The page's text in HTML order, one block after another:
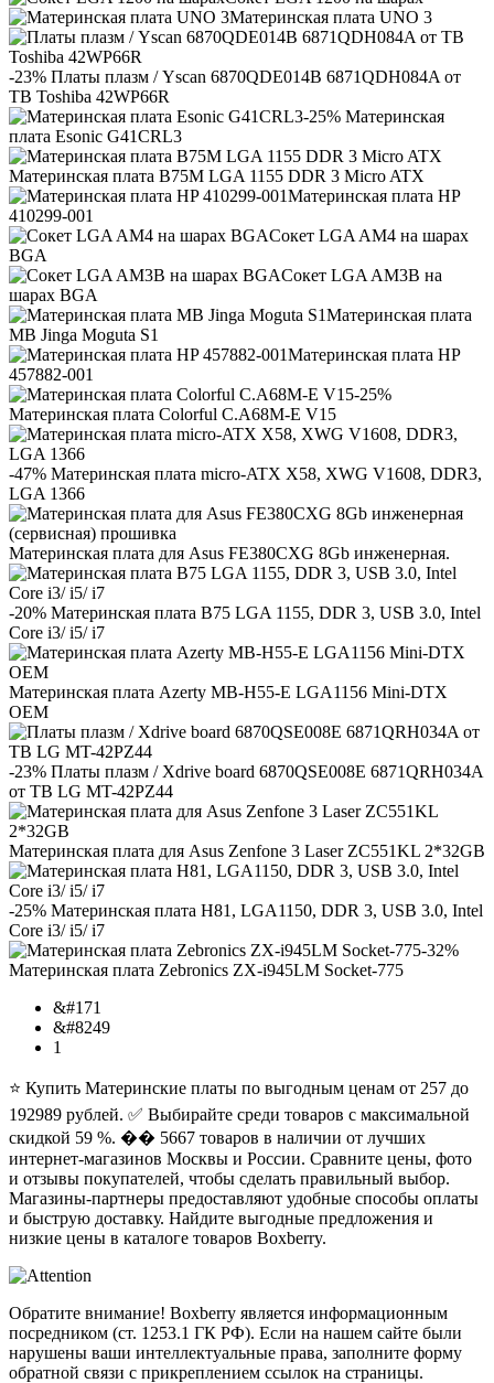
Материнская плата UNO 3
-23% Платы плазм / Yscan 6870QDE014B 6871QDH084A от
ТВ Toshiba 42WP66R
-25% Материнская
плата Esonic G41CRL3
Материнская плата B75M LGA 1155 DDR 3 Micro ATX
Материнская плата HP
410299-001
Сокет LGA AM4 на шарах
BGA
Сокет LGA AM3B на
шарах BGA
Материнская плата
MB Jinga Moguta S1
Материнская плата HP
457882-001
-25%
Материнская плата Colorful C.A68M-E V15
-47% Материнская плата micro-ATX X58, XWG V1608, DDR3,
LGA 1366
Материнская плата для Asus FE380CXG 8Gb инженерная.
-20% Материнская плата B75 LGA 1155, DDR 3, USB 3.0, Intel
Core i3/ i5/ i7
Материнская плата Azerty MB-H55-E LGA1156 Mini-DTX
OEM
-23% Платы плазм / Xdrive board 6870QSE008E 6871QRH034A
от ТВ LG MT-42PZ44
Материнская плата для Asus Zenfone 3 Laser ZC551KL 2*32GB
-25% Материнская плата H81, LGA1150, DDR 3, USB 3.0, Intel
Core i3/ i5/ i7
-32%
Материнская плата Zebronics ZX-i945LM Socket-775
&#171
&#8249
1
⭐ Купить Материнские платы по выгодным ценам от 257 до
192989 рублей. ✅ Выбирайте среди товаров с максимальной
скидкой 59 %. ��️ 5667 товаров в наличии от лучших
интернет-магазинов Москвы и России. Сравните цены, фото
и отзывы покупателей, чтобы сделать правильный выбор.
Магазины-партнеры предоставляют удобные способы оплаты
и быструю доставку. Найдите выгодные предложения и
низкие цены в каталоге товаров Boxberry.
Обратите внимание! Boxberry является информационным
посредником (ст. 1253.1 ГК РФ). Если на нашем сайте были
нарушены ваши интеллектуальные права, заполните форму
обратной связи с прикреплением ссылок на страницы.